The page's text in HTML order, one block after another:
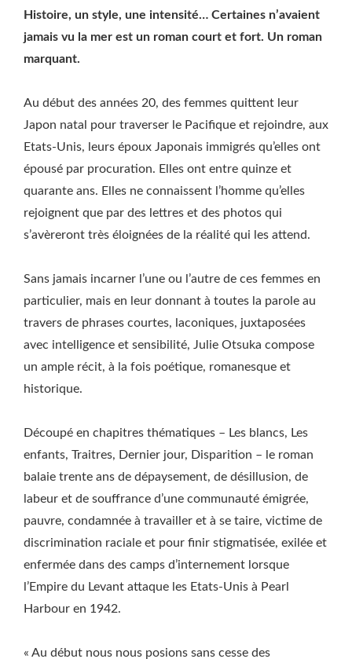
Histoire, un style, une intensité… Certaines n’avaient
jamais vu la mer est un roman court et fort. Un roman
marquant.
Au début des années 20, des femmes quittent leur
Japon natal pour traverser le Pacifique et rejoindre, aux
Etats-Unis, leurs époux Japonais immigrés qu’elles ont
épousé par procuration. Elles ont entre quinze et
quarante ans. Elles ne connaissent l’homme qu’elles
rejoignent que par des lettres et des photos qui
s’avèreront très éloignées de la réalité qui les attend.
Sans jamais incarner l’une ou l’autre de ces femmes en
particulier, mais en leur donnant à toutes la parole au
travers de phrases courtes, laconiques, juxtaposées
avec intelligence et sensibilité, Julie Otsuka compose
un ample récit, à la fois poétique, romanesque et
historique.
Découpé en chapitres thématiques – Les blancs, Les
enfants, Traitres, Dernier jour, Disparition – le roman
balaie trente ans de dépaysement, de désillusion, de
labeur et de souffrance d’une communauté émigrée,
pauvre, condamnée à travailler et à se taire, victime de
discrimination raciale et pour finir stigmatisée, exilée et
enfermée dans des camps d’internement lorsque
l’Empire du Levant attaque les Etats-Unis à Pearl
Harbour en 1942.
« Au début nous nous posions sans cesse des